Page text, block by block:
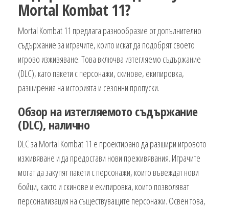
Mortal Kombat 11?
Mortal Kombat 11 предлага разнообразие от допълнително
съдържание за играчите, които искат да подобрят своето
игрово изживяване. Това включва изтегляемо съдържание
(DLC), като пакети с персонажи, скинове, екипировка,
разширения на историята и сезонни пропуски.
Обзор на изтегляемото съдържание
(DLC), налично
DLC за Mortal Kombat 11 е проектирано да разшири игровото
изживяване и да предостави нови преживявания. Играчите
могат да закупят пакети с персонажи, които въвеждат нови
бойци, както и скинове и екипировка, които позволяват
персонализация на съществуващите персонажи. Освен това,